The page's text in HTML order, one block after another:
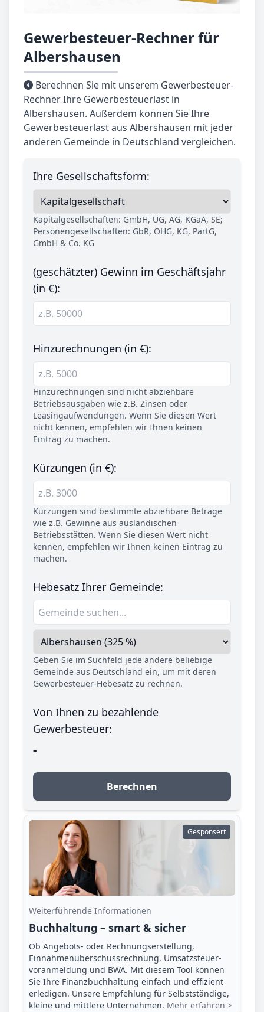
Gewerbesteuer-Rechner für
Albershausen
Berechnen Sie mit unserem Gewerbesteuer-
Rechner Ihre Gewerbesteuerlast in
Albershausen. Außerdem können Sie Ihre
Gewerbesteuerlast aus Albershausen mit jeder
anderen Gemeinde in Deutschland vergleichen.
Ihre Gesellschaftsform:
Kapitalgesellschaften: GmbH, UG, AG, KGaA, SE;
Personengesellschaften: GbR, OHG, KG, PartG,
GmbH & Co. KG
(geschätzter) Gewinn im Geschäftsjahr
(in €):
Hinzurechnungen (in €):
Hinzurechnungen sind nicht abziehbare
Betriebsausgaben wie z.B. Zinsen oder
Leasingaufwendungen. Wenn Sie diesen Wert
nicht kennen, empfehlen wir Ihnen keinen
Eintrag zu machen.
Kürzungen (in €):
Kürzungen sind bestimmte abziehbare Beträge
wie z.B. Gewinne aus ausländischen
Betriebsstätten. Wenn Sie diesen Wert nicht
kennen, empfehlen wir Ihnen keinen Eintrag zu
machen.
Hebesatz Ihrer Gemeinde:
Geben Sie im Suchfeld jede andere beliebige
Gemeinde aus Deutschland ein, um mit deren
Gewerbesteuer-Hebesatz zu rechnen.
Von Ihnen zu bezahlende
Gewerbesteuer:
-
Berechnen
Gesponsert
Weiterführende Informationen
Buchhaltung – smart & sicher
Ob Angebots- oder Rechnungserstellung,
Einnahmenüberschuss­rechnung, Umsatzsteuer­
voranmeldung und BWA. Mit diesem Tool können
Sie Ihre Finanz­buchhaltung einfach und effizient
erledigen. Unsere Empfehlung für Selbstständige,
kleine und mittlere Unternehmen. Mehr erfahren >